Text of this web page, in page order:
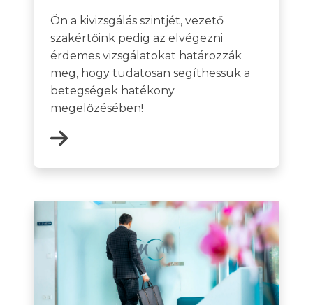
Ön a kivizsgálás szintjét, vezető
szakértőink pedig az elvégezni
érdemes vizsgálatokat határozzák
meg, hogy tudatosan segíthessük a
betegségek hatékony
megelőzésében!